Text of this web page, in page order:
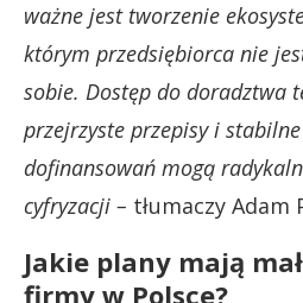
ważne jest tworzenie
którym przedsiębiorca nie
sobie. Dostęp do doradztwa
przejrzyste przepisy i
dofinansowań mogą
cyfryzacji – tłumaczy Adam
Jakie plany mają
firmy w Polsce?